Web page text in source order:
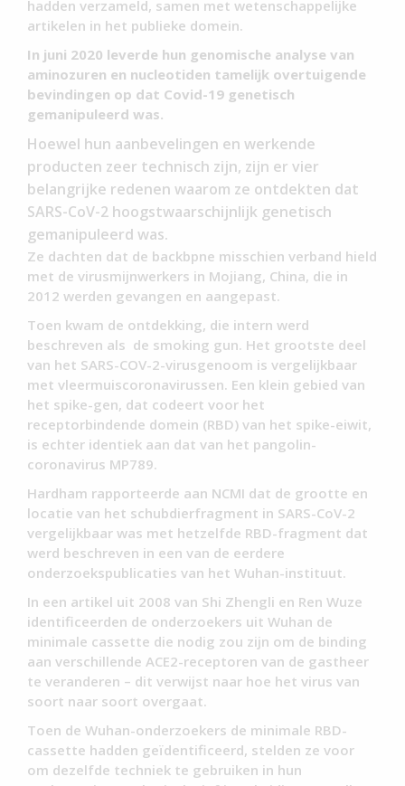
hadden verzameld, samen met wetenschappelijke
artikelen in het publieke domein.
In juni 2020 leverde hun genomische analyse van
aminozuren en nucleotiden tamelijk overtuigende
bevindingen op dat Covid-19 genetisch
gemanipuleerd was.
Hoewel hun aanbevelingen en werkende
producten zeer technisch zijn, zijn er vier
belangrijke redenen waarom ze ontdekten dat
SARS-CoV-2 hoogstwaarschijnlijk genetisch
gemanipuleerd was.
Ze dachten dat de backbpne misschien verband hield
met de virusmijnwerkers in Mojiang, China, die in
2012 werden gevangen en aangepast.
Toen kwam de ontdekking, die intern werd
beschreven als de smoking gun. Het grootste deel
van het SARS-COV-2-virusgenoom is vergelijkbaar
met vleermuiscoronavirussen. Een klein gebied van
het spike-gen, dat codeert voor het
receptorbindende domein (RBD) van het spike-eiwit,
is echter identiek aan dat van het pangolin-
coronavirus MP789.
Hardham rapporteerde aan NCMI dat de grootte en
locatie van het schubdierfragment in SARS-CoV-2
vergelijkbaar was met hetzelfde RBD-fragment dat
werd beschreven in een van de eerdere
onderzoekspublicaties van het Wuhan-instituut.
In een artikel uit 2008 van Shi Zhengli en Ren Wuze
identificeerden de onderzoekers uit Wuhan de
minimale cassette die nodig zou zijn om de binding
aan verschillende ACE2-receptoren van de gastheer
te veranderen – dit verwijst naar hoe het virus van
soort naar soort overgaat.
Toen de Wuhan-onderzoekers de minimale RBD-
cassette hadden geïdentificeerd, stelden ze voor
om dezelfde techniek te gebruiken in hun